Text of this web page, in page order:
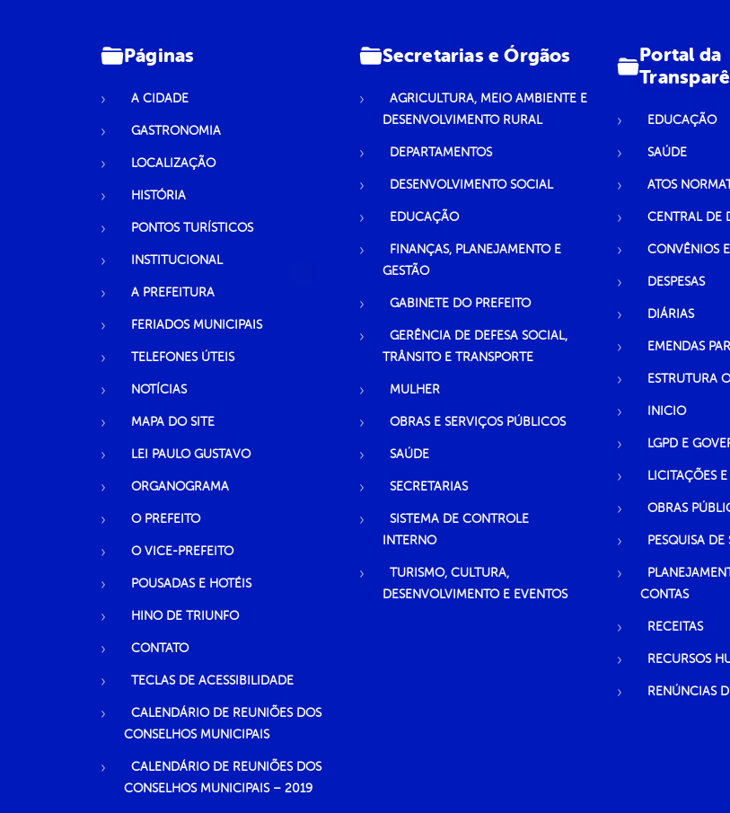
Páginas
A CIDADE
GASTRONOMIA
LOCALIZAÇÃO
HISTÓRIA
PONTOS TURÍSTICOS
INSTITUCIONAL
A PREFEITURA
FERIADOS MUNICIPAIS
TELEFONES ÚTEIS
NOTÍCIAS
MAPA DO SITE
LEI PAULO GUSTAVO
ORGANOGRAMA
O PREFEITO
O VICE-PREFEITO
POUSADAS E HOTÉIS
HINO DE TRIUNFO
CONTATO
TECLAS DE ACESSIBILIDADE
CALENDÁRIO DE REUNIÕES DOS
CONSELHOS MUNICIPAIS
CALENDÁRIO DE REUNIÕES DOS
CONSELHOS MUNICIPAIS – 2019
Secretarias e Órgãos
AGRICULTURA, MEIO AMBIENTE E
DESENVOLVIMENTO RURAL
DEPARTAMENTOS
DESENVOLVIMENTO SOCIAL
EDUCAÇÃO
FINANÇAS, PLANEJAMENTO E
GESTÃO
GABINETE DO PREFEITO
GERÊNCIA DE DEFESA SOCIAL,
TRÂNSITO E TRANSPORTE
MULHER
OBRAS E SERVIÇOS PÚBLICOS
SAÚDE
SECRETARIAS
SISTEMA DE CONTROLE
INTERNO
TURISMO, CULTURA,
DESENVOLVIMENTO E EVENTOS
Portal da
EDUCAÇÃO
SAÚDE
ATOS
CENTRAL DE
CONVÊNIOS
DESPESAS
DIÁRIAS
EMENDAS
ESTRUTURA
INICIO
LGPD E
LICITAÇÕES
OBRAS
PESQUISA DE
CONTAS
RECEITAS
RECURSOS
RENÚNCIAS